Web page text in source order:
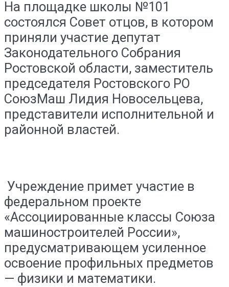
На площадке школы №101
состоялся Совет отцов, в котором
приняли участие депутат
Законодательного Собрания
Ростовской области, заместитель
председателя Ростовского РО
СоюзМаш Лидия Новосельцева,
представители исполнительной и
районной властей.
Учреждение примет участие в
федеральном проекте
«Ассоциированные классы Союза
машиностроителей России»,
предусматривающем усиленное
освоение профильных предметов
— физики и математики.